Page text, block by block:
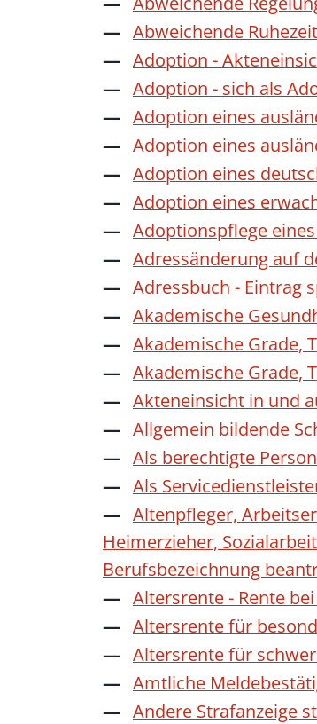
Abweichende
Adoption -
Adoption - sich als
Adoption eines
Adoption eines
Adoption eines
Adoption eines
Adoptionspflege
Adressänderung auf
Adressbuch - Eintrag
Akademische
Akademische Grade,
Akademische Grade,
Akteneinsicht in und
Allgemein bildende
Als berechtigte
Als
Altenpfleger,
Heimerzieher,
Berufsbezeichnung
Altersrente - Rente
Altersrente für
Altersrente für
Amtliche
Andere Strafanzeige